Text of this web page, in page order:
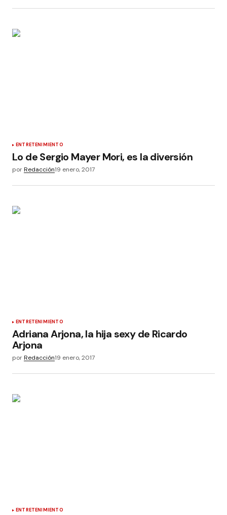
ENTRETENIMIENTO
Lo de Sergio Mayer Mori, es la diversión
porRedacción19 enero, 2017
ENTRETENIMIENTO
Adriana Arjona, la hija sexy de Ricardo
Arjona
porRedacción19 enero, 2017
ENTRETENIMIENTO